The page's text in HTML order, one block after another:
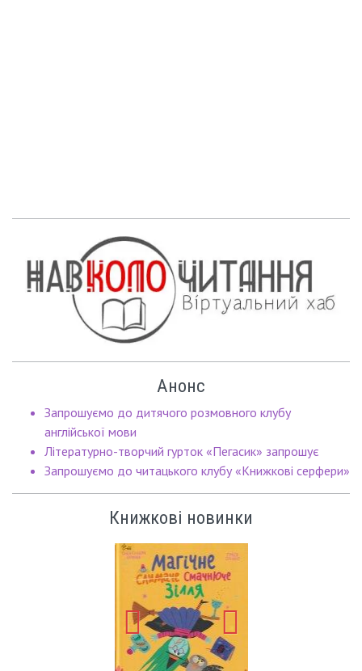
Анонс
Запрошуємо до дитячого розмовного клубу
англійської мови
Літературно-творчий гурток «Пегасик» запрошує
Запрошуємо до читацького клубу «Книжкові серфери»
Книжкові новинки